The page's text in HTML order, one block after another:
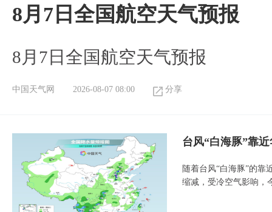
8月7日全国航空天气预报
8月7日全国航空天气预报
中国天气网 2026-08-07 08:00 分享
台风“白海豚”靠
随着台风“白海豚”的靠
缩减，受冷空气影响，